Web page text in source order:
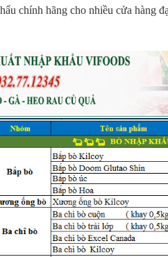
chính hãng cho nhiều cửa hàng